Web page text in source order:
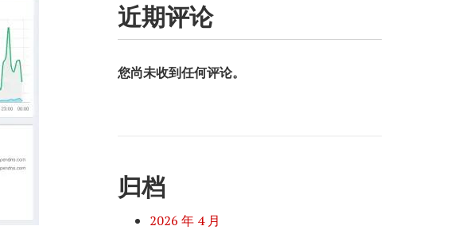
近期评论
您尚未收到任何评论。
归档
2026 年 4 月